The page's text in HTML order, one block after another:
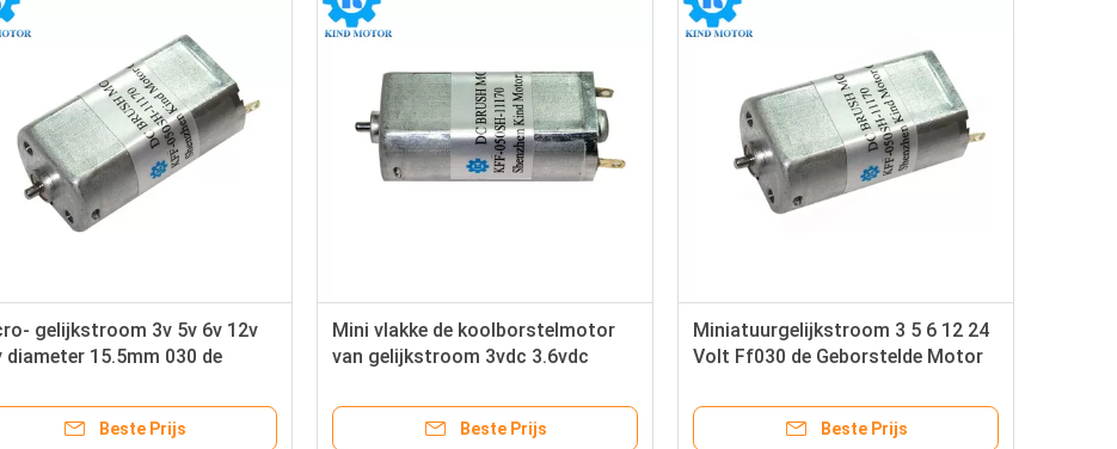
gelijkstroom 3v 5v 6v 12v
diameter 15.5mm 030 de
Beste Prijs
Mini vlakke de koolborstelmotor
van gelijkstroom 3vdc 3.6vdc
voor speelgoed
Beste Prijs
Miniatuurgelijkstroom 3 5 6 12 24
Volt Ff030 de Geborstelde Motor
Beste Prijs